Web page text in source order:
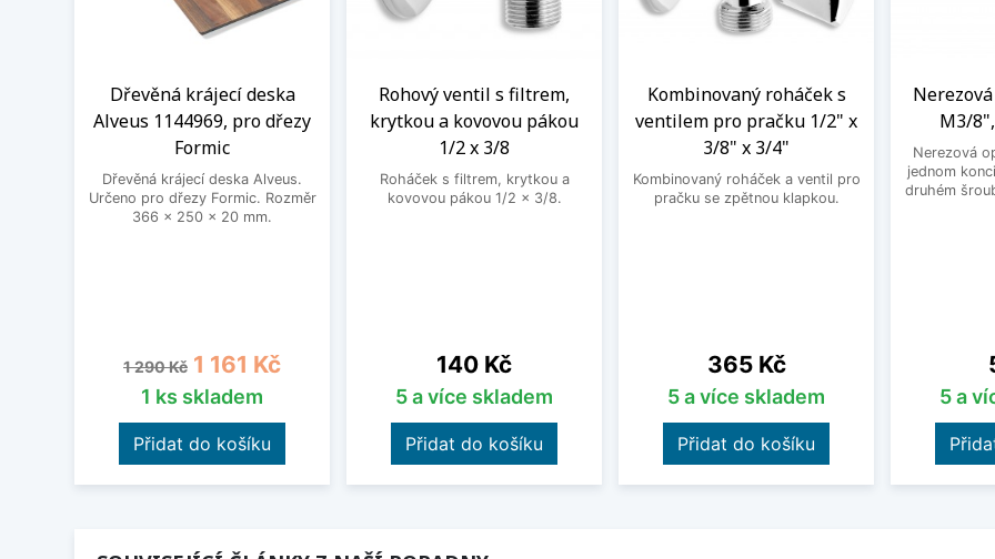
Dřevěná krájecí deska
Alveus 1144969, pro dřezy
Formic
Dřevěná krájecí deska Alveus.
Určeno pro dřezy Formic. Rozměr
366 x 250 x 20 mm.
Běžná cena
1 290 Kč Cena
1 161 Kč
1 ks skladem
Přidat do košíku
Rohový ventil s filtrem,
krytkou a kovovou pákou
1/2 x 3/8
Roháček s filtrem, krytkou a
kovovou pákou 1/2 x 3/8.
Cena
140 Kč
5 a více skladem
Přidat do košíku
Kombinovaný roháček s
ventilem pro pračku 1/2" x
3/8" x 3/4"
Kombinovaný roháček a ventil pro
pračku se zpětnou klapkou.
Cena
365 Kč
5 a více skladem
Přidat do košíku
M3/
Nerezová
jednom
druhém
5 a